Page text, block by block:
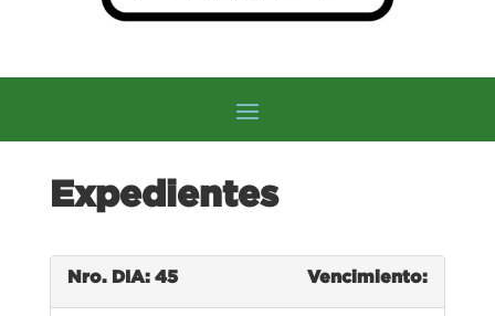
Expedientes
Nro. DIA: 45 Vencimiento: